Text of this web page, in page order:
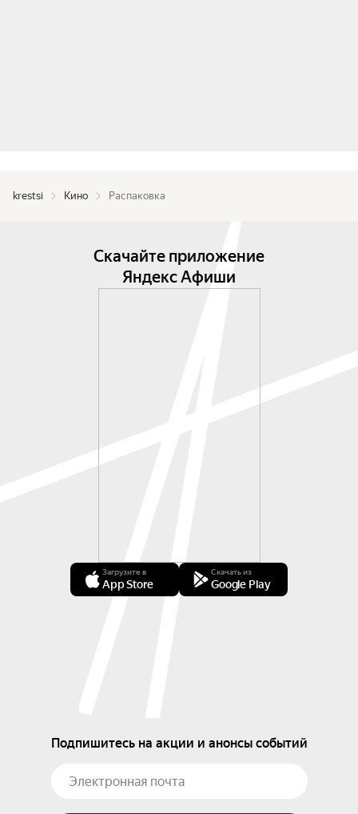
krestsi Кино Распаковка
Скачайте приложение
Яндекс Афиши
Загрузите в
App Store
Скачать из
Google Play
Подпишитесь на акции и анонсы событий